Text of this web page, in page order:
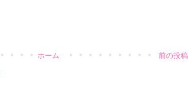
前の投稿
ホーム